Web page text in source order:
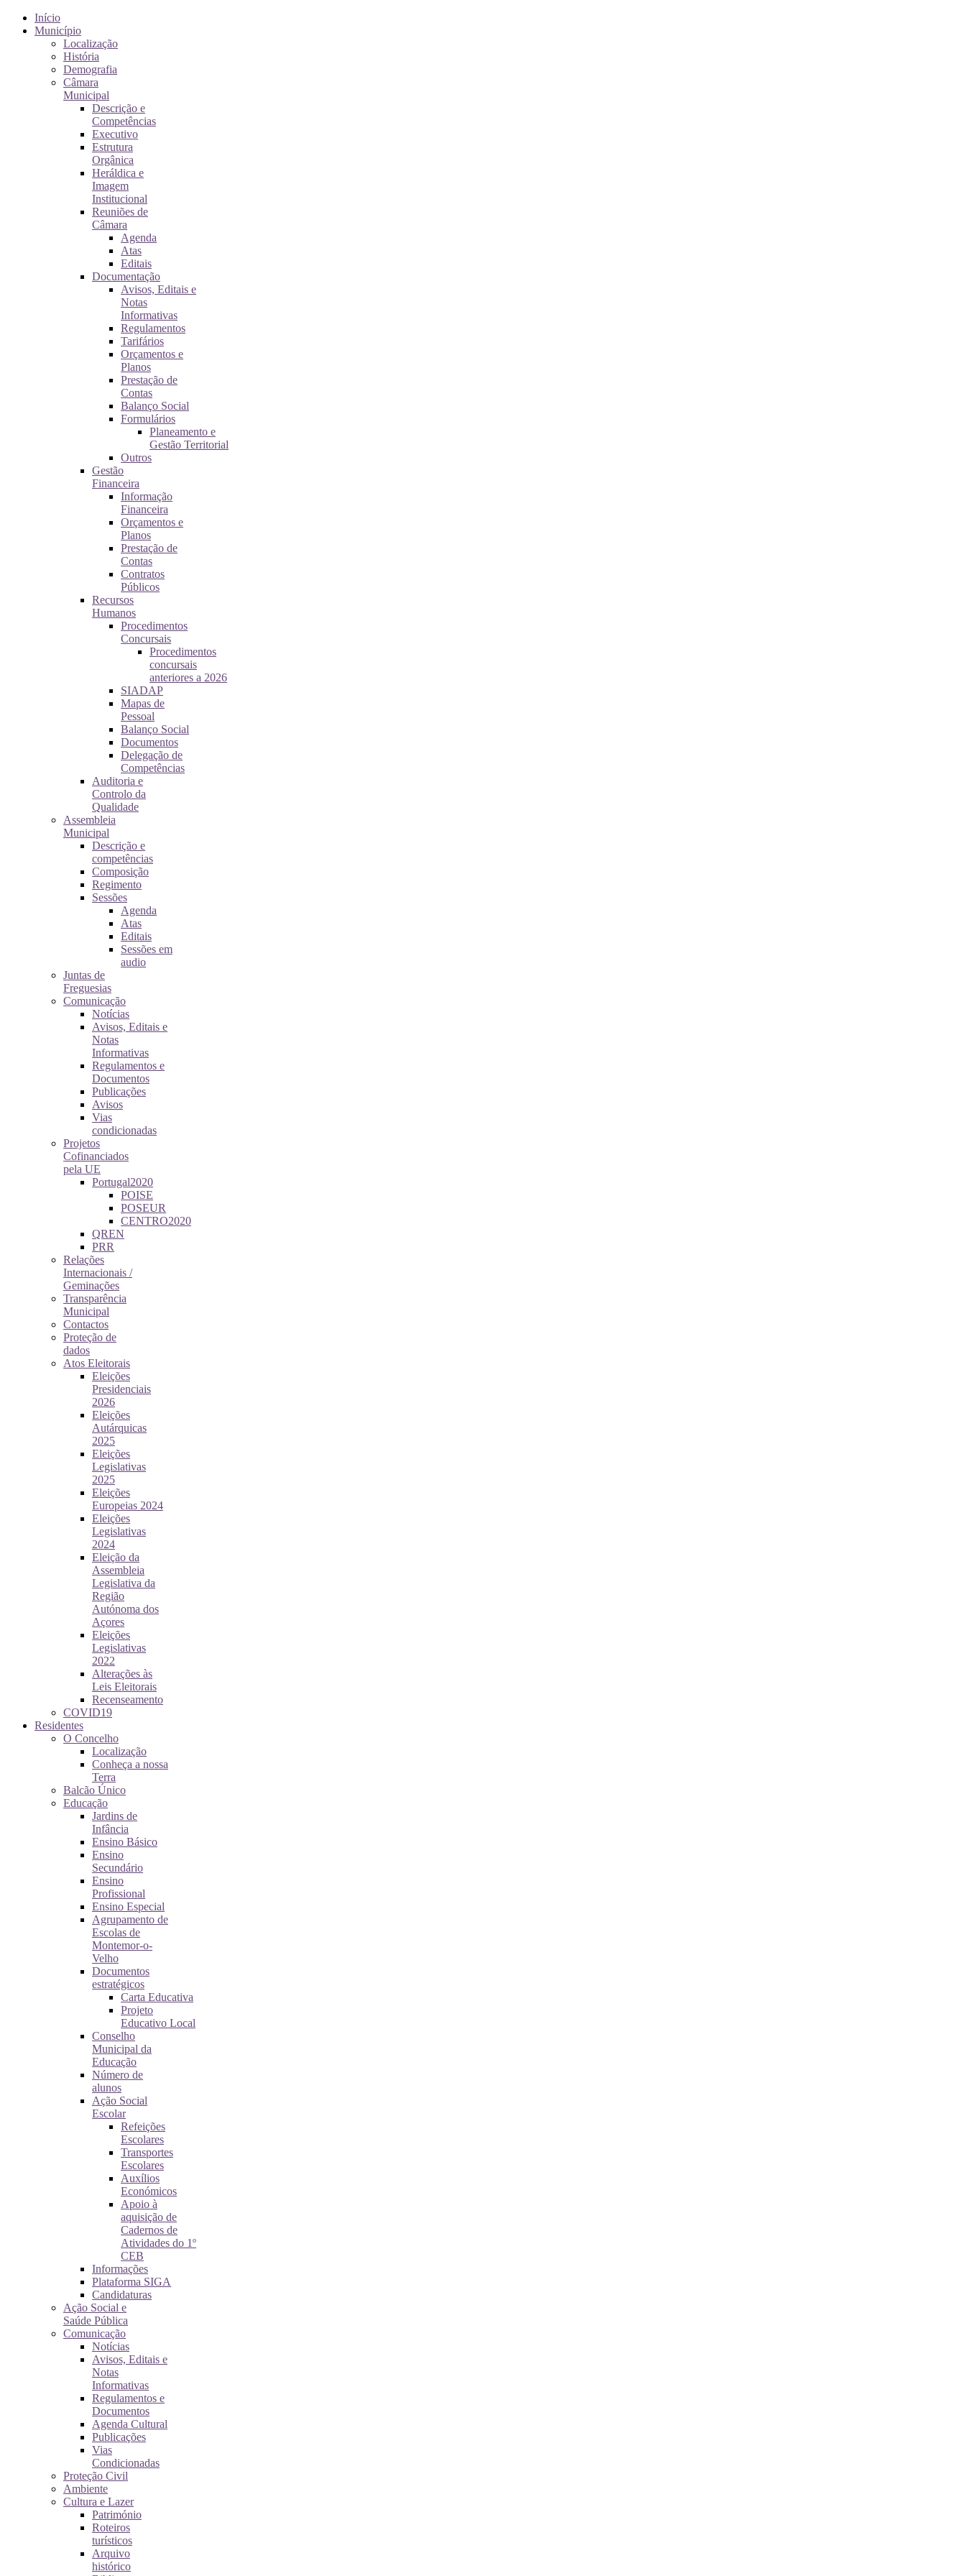
Início
Município
Localização
História
Demografia
Câmara
Municipal
Descrição e
Competências
Executivo
Estrutura
Orgânica
Heráldica e
Imagem
Institucional
Reuniões de
Câmara
Agenda
Atas
Editais
Documentação
Avisos, Editais e
Notas
Informativas
Regulamentos
Tarifários
Orçamentos e
Planos
Prestação de
Contas
Balanço Social
Formulários
Planeamento e
Gestão Territorial
Outros
Gestão
Financeira
Informação
Financeira
Orçamentos e
Planos
Prestação de
Contas
Contratos
Públicos
Recursos
Humanos
Procedimentos
Concursais
Procedimentos
concursais
anteriores a 2026
SIADAP
Mapas de
Pessoal
Balanço Social
Documentos
Delegação de
Competências
Auditoria e
Controlo da
Qualidade
Assembleia
Municipal
Descrição e
competências
Composição
Regimento
Sessões
Agenda
Atas
Editais
Sessões em
audio
Juntas de
Freguesias
Comunicação
Notícias
Avisos, Editais e
Notas
Informativas
Regulamentos e
Documentos
Publicações
Avisos
Vias
condicionadas
Projetos
Cofinanciados
pela UE
Portugal2020
POISE
POSEUR
CENTRO2020
QREN
PRR
Relações
Internacionais /
Geminações
Transparência
Municipal
Contactos
Proteção de
dados
Atos Eleitorais
Eleições
Presidenciais
2026
Eleições
Autárquicas
2025
Eleições
Legislativas
2025
Eleições
Europeias 2024
Eleições
Legislativas
2024
Eleição da
Assembleia
Legislativa da
Região
Autónoma dos
Açores
Eleições
Legislativas
2022
Alterações às
Leis Eleitorais
Recenseamento
COVID19
Residentes
O Concelho
Localização
Conheça a nossa
Terra
Balcão Único
Educação
Jardins de
Infância
Ensino Básico
Ensino
Secundário
Ensino
Profissional
Ensino Especial
Agrupamento de
Escolas de
Montemor-o-
Velho
Documentos
estratégicos
Carta Educativa
Projeto
Educativo Local
Conselho
Municipal da
Educação
Número de
alunos
Ação Social
Escolar
Refeições
Escolares
Transportes
Escolares
Auxílios
Económicos
Apoio à
aquisição de
Cadernos de
Atividades do 1º
CEB
Informações
Plataforma SIGA
Candidaturas
Ação Social e
Saúde Pública
Comunicação
Notícias
Avisos, Editais e
Notas
Informativas
Regulamentos e
Documentos
Agenda Cultural
Publicações
Vias
Condicionadas
Proteção Civil
Ambiente
Cultura e Lazer
Património
Roteiros
turísticos
Arquivo
histórico